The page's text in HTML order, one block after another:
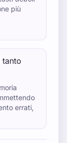
più
tanto
errati,